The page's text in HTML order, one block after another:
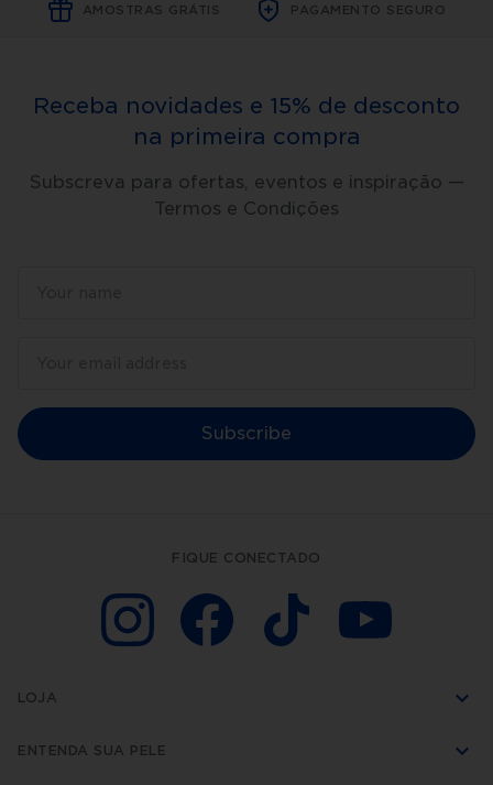
AMOSTRAS GRÁTIS PAGAMENTO SEGURO
Receba novidades e 15% de desconto
na primeira compra
Subscreva para ofertas, eventos e inspiração —
Termos e Condições
Subscribe
FIQUE CONECTADO
LOJA
ENTENDA SUA PELE